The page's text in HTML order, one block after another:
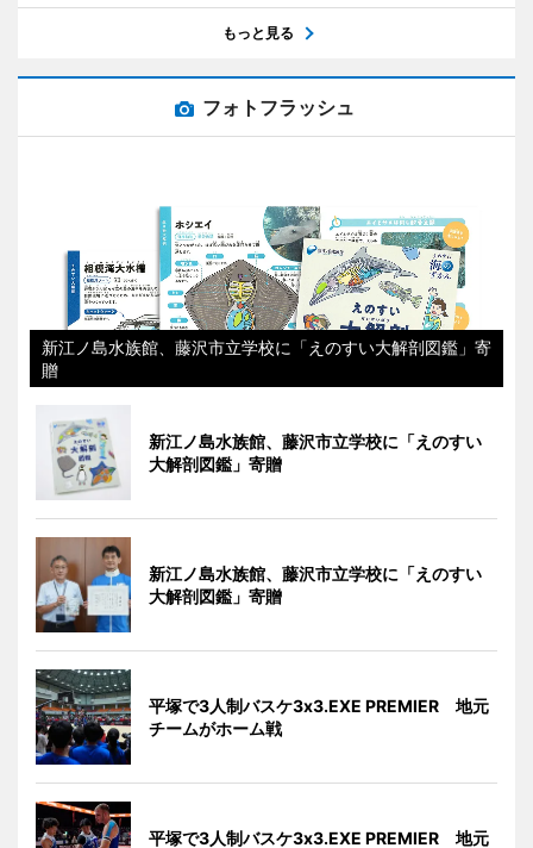
もっと見る
フォトフラッシュ
新江ノ島水族館、藤沢市立学校に「えのすい大解剖図鑑」寄
贈
新江ノ島水族館、藤沢市立学校に「えのすい
大解剖図鑑」寄贈
新江ノ島水族館、藤沢市立学校に「えのすい
大解剖図鑑」寄贈
平塚で3人制バスケ3x3.EXE PREMIER 地元
チームがホーム戦
平塚で3人制バスケ3x3.EXE PREMIER 地元